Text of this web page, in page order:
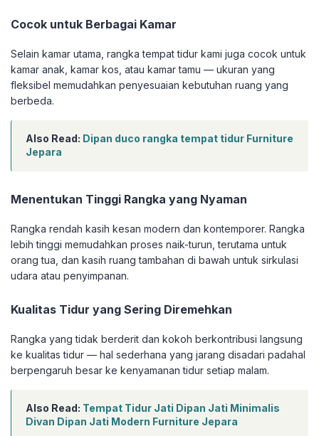
Cocok untuk Berbagai Kamar
Selain kamar utama, rangka tempat tidur kami juga cocok untuk
kamar anak, kamar kos, atau kamar tamu — ukuran yang
fleksibel memudahkan penyesuaian kebutuhan ruang yang
berbeda.
Also Read: Dipan duco rangka tempat tidur Furniture
Jepara
Menentukan Tinggi Rangka yang Nyaman
Rangka rendah kasih kesan modern dan kontemporer. Rangka
lebih tinggi memudahkan proses naik-turun, terutama untuk
orang tua, dan kasih ruang tambahan di bawah untuk sirkulasi
udara atau penyimpanan.
Kualitas Tidur yang Sering Diremehkan
Rangka yang tidak berderit dan kokoh berkontribusi langsung
ke kualitas tidur — hal sederhana yang jarang disadari padahal
berpengaruh besar ke kenyamanan tidur setiap malam.
Also Read: Tempat Tidur Jati Dipan Jati Minimalis
Divan Dipan Jati Modern Furniture Jepara